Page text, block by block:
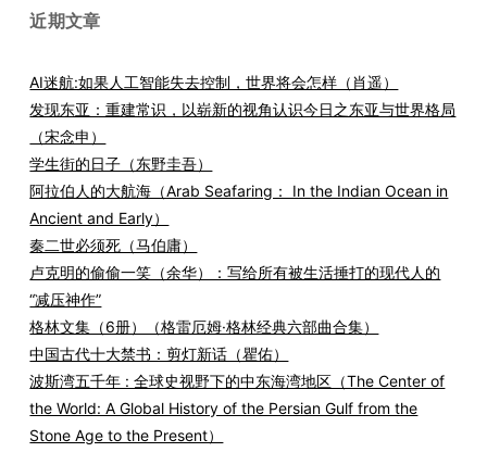
近期文章
AI迷航:如果人工智能失去控制，世界将会怎样（肖遥）
发现东亚：重建常识，以崭新的视角认识今日之东亚与世界格局
（宋念申）
学生街的日子（东野圭吾）
阿拉伯人的大航海（Arab Seafaring： In the Indian Ocean in
Ancient and Early）
秦二世必须死（马伯庸）
卢克明的偷偷一笑（余华）：写给所有被生活捶打的现代人的
“减压神作”
格林文集（6册）（格雷厄姆·格林经典六部曲合集）
中国古代十大禁书：剪灯新话（瞿佑）
波斯湾五千年 : 全球史视野下的中东海湾地区（The Center of
the World: A Global History of the Persian Gulf from the
Stone Age to the Present）